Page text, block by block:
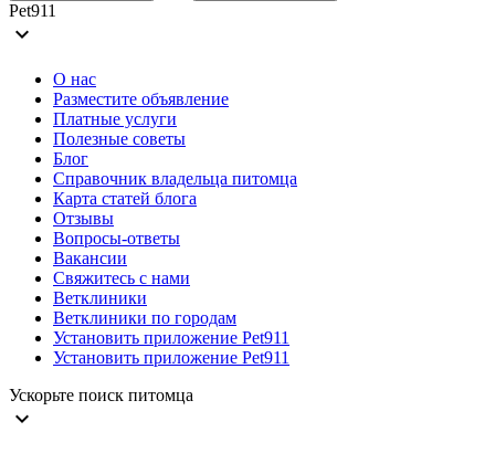
Pet911
expand_more
О нас
Разместите объявление
Платные услуги
Полезные советы
Блог
Справочник владельца питомца
Карта статей блога
Отзывы
Вопросы-ответы
Вакансии
Свяжитесь с нами
Ветклиники
Ветклиники по городам
Установить приложение Pet911
Установить приложение Pet911
Ускорьте поиск питомца
expand_more